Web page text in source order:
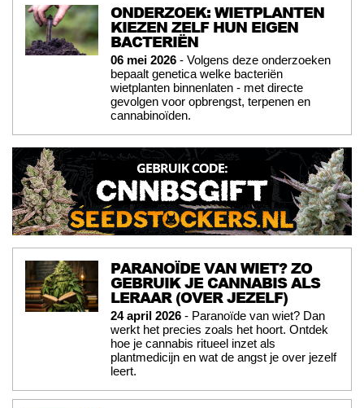
ONDERZOEK: WIETPLANTEN
KIEZEN ZELF HUN EIGEN
BACTERIËN
06 mei 2026 - Volgens deze onderzoeken
bepaalt genetica welke bacteriën
wietplanten binnenlaten - met directe
gevolgen voor opbrengst, terpenen en
cannabinoïden.
PARANOÏDE VAN WIET? ZO
GEBRUIK JE CANNABIS ALS
LERAAR (OVER JEZELF)
24 april 2026 - Paranoïde van wiet? Dan
werkt het precies zoals het hoort. Ontdek
hoe je cannabis ritueel inzet als
plantmedicijn en wat de angst je over jezelf
leert.